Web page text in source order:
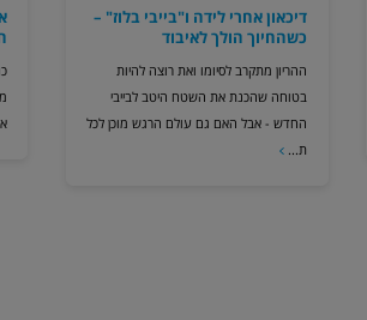
דיכאון אחרי לידה ו"בייבי בלוז" –
כשהחיוך הולך לאיבוד
ההריון מתקרב לסיומו ואת רוצה להיות
בטוחה שהכנת את השטח היטב לבייבי
החדש - אבל האם גם עולם הרגש מוכן לכל
ת...